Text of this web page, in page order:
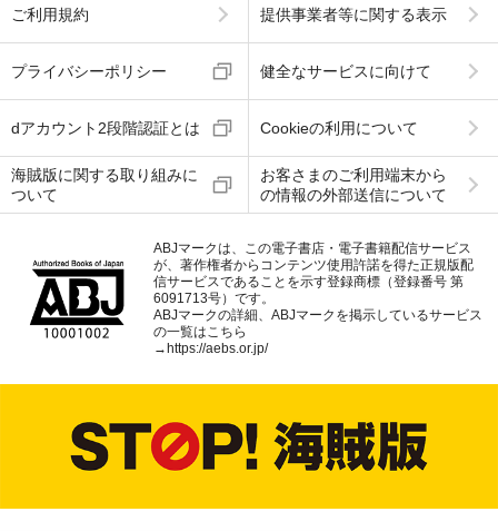
ご利用規約 提供事業者等に関する表示
プライバシーポリシー 健全なサービスに向けて
dアカウント2段階認証とは Cookieの利用について
海賊版に関する取り組みに
ついて
お客さまのご利用端末から
の情報の外部送信について
ABJマークは、この電子書店・電子書籍配信サービス
が、著作権者からコンテンツ使用許諾を得た正規版配
信サービスであることを示す登録商標（登録番号 第
6091713号）です。
ABJマークの詳細、ABJマークを掲示しているサービス
の一覧はこちら
→ https://aebs.or.jp/